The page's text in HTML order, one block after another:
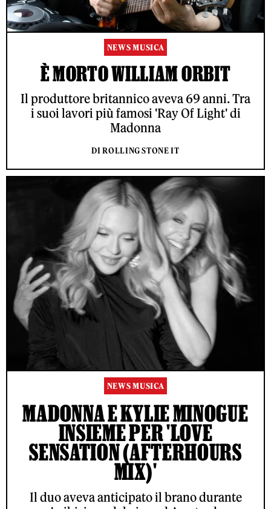
NEWS MUSICA
È MORTO WILLIAM ORBIT
Il produttore britannico aveva 69 anni. Tra
i suoi lavori più famosi 'Ray Of Light' di
Madonna
DI ROLLING STONE IT
NEWS MUSICA
MADONNA E KYLIE MINOGUE
INSIEME PER 'LOVE
SENSATION (AFTERHOURS
MIX)'
Il duo aveva anticipato il brano durante